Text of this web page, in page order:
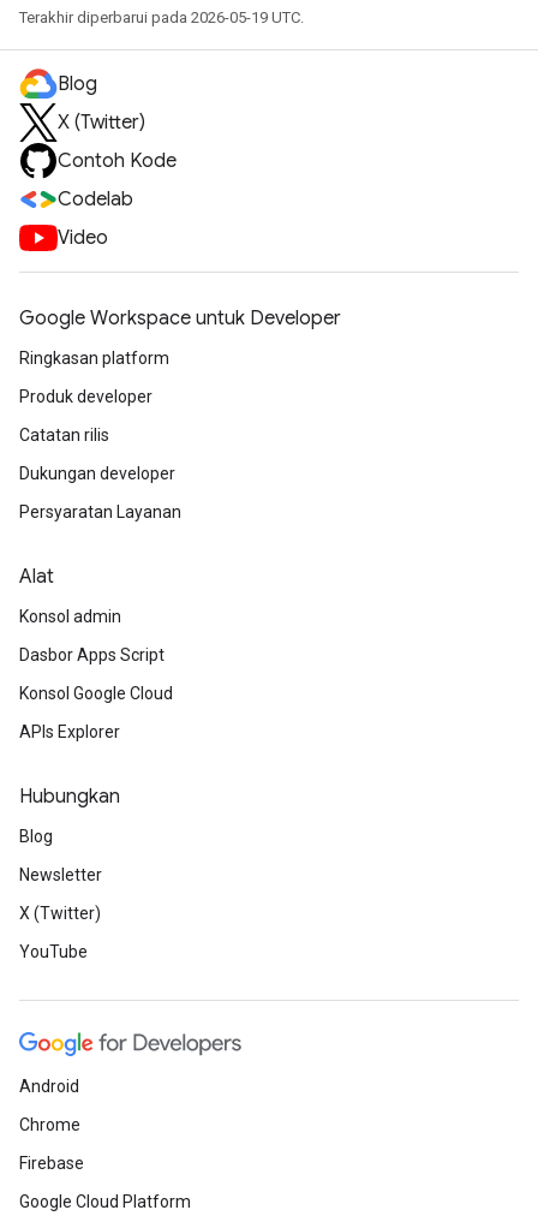
Terakhir diperbarui pada 2026-05-19 UTC.
Blog
X (Twitter)
Contoh Kode
Codelab
Video
Google Workspace untuk Developer
Ringkasan platform
Produk developer
Catatan rilis
Dukungan developer
Persyaratan Layanan
Alat
Konsol admin
Dasbor Apps Script
Konsol Google Cloud
APIs Explorer
Hubungkan
Blog
Newsletter
X (Twitter)
YouTube
Android
Chrome
Firebase
Google Cloud Platform